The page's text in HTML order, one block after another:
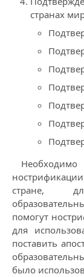
странах
стране,
помогут
для
поставить
было